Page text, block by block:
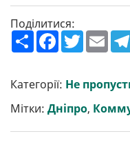
Поділитися:
П
о
р
и
т
и
F
a
b
o
o
k
T
w
t
e
r
E
m
l
Категорії: Не
Мітки: Дніпро,